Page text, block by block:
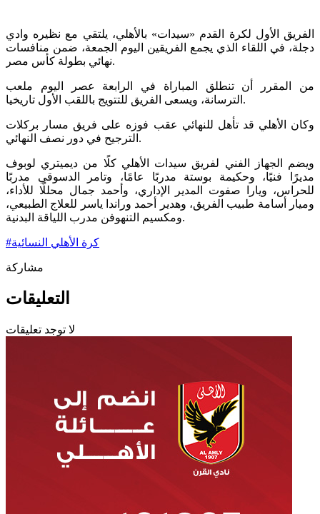
دجلة، في اللقاء الذي يجمع الفريقين اليوم الجمعة، ضمن منافسات
نهائي بطولة كأس مصر.
الترسانة، ويسعى الفريق للتتويج باللقب الأول تاريخيا.
الترجيح في دور نصف النهائي.
مديرًا فنيًا، وحكيمة بوستة مدربًا عامًا، وتامر الدسوقي مدربًا
للحراس، ويارا صفوت المدير الإداري، وأحمد جمال محللًا للأداء،
وميار أسامة طبيب الفريق، وهدير أحمد وراندا ياسر للعلاج الطبيعي،
ومكسيم التنهوفن مدرب اللياقة البدنية.
#كرة الأهلي النسائية
مشاركة
التعليقات
لا توجد تعليقات